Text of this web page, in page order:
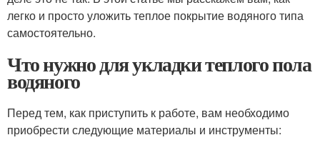
легко и просто уложить теплое покрытие водяного типа
самостоятельно.
Что нужно для укладки теплого пола
водяного
Перед тем, как приступить к работе, вам необходимо
приобрести следующие материалы и инструменты: